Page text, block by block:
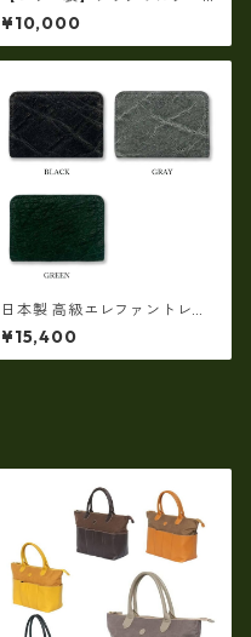
付マルチシステムウォレット
【ビジネス小物】ew-21545
¥10,000
日本製 高級エレファントレザ
ー × 姫路レザー ラウンドファ
スナーコインケース 小銭入れ
本革(5177)
¥15,400